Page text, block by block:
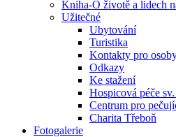
Kniha-O životě a lidech
Užitečné
Ubytování
Turistika
Kontakty pro
Odkazy
Ke stažení
Hospicová péče
Centrum pro
Charita Třeboň
Fotogalerie